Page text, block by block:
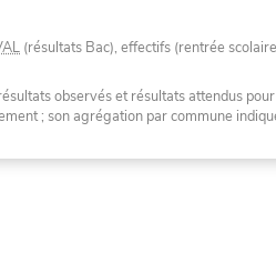
(résultats Bac), effectifs (rentrée
observés et résultats attendus
; son agrégation par commune